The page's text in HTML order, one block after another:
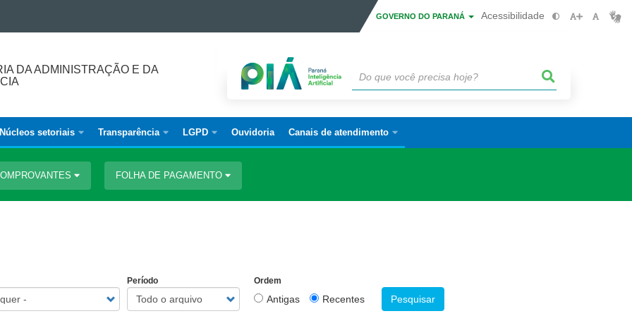
GOVERNO DO PARANÁ Acessibilidade
DA ADMINISTRAÇÃO E DA
Núcleos setoriais Transparência LGPD Ouvidoria Canais de atendimento
FOLHA DE PAGAMENTO
Período Ordem
Antigas Recentes Pesquisar